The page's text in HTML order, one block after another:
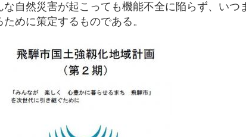
な自然災害が起こっても機能不全に陥らず、い
ために策定するものである。